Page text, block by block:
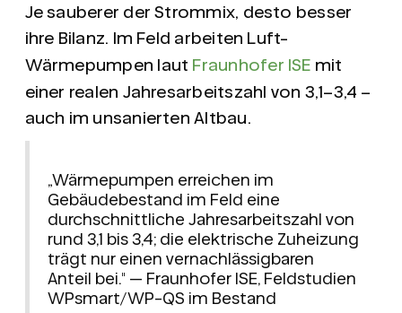
Je sauberer der Strommix, desto besser
ihre Bilanz. Im Feld arbeiten Luft-
Wärmepumpen laut Fraunhofer ISE mit
einer realen Jahresarbeitszahl von 3,1–3,4 –
auch im unsanierten Altbau.
„Wärmepumpen erreichen im
Gebäudebestand im Feld eine
durchschnittliche Jahresarbeitszahl von
rund 3,1 bis 3,4; die elektrische Zuheizung
trägt nur einen vernachlässigbaren
Anteil bei." — Fraunhofer ISE, Feldstudien
WPsmart/WP-QS im Bestand